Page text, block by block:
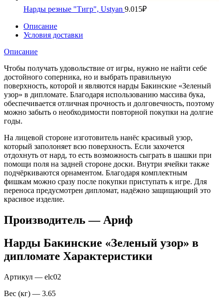
Нарды резные "Тигр", Ustyan 9.015₽
Описание
Условия доставки
Описание
Чтобы получать удовольствие от игры, нужно не найти себе
достойного соперника, но и выбрать правильную
поверхность, которой и являются нарды Бакинские «Зеленый
узор» в дипломате. Благодаря использованию массива бука,
обеспечивается отличная прочность и долговечность, поэтому
можно забыть о необходимости повторной покупки на долгие
годы.
На лицевой стороне изготовитель нанёс красивый узор,
который заполоняет всю поверхность. Если захочется
отдохнуть от нард, то есть возможность сыграть в шашки при
помощи поля на задней стороне доски. Внутри ячейки также
подчёркиваются орнаментом. Благодаря комплектным
фишкам можно сразу после покупки приступать к игре. Для
переноса предусмотрен дипломат, надёжно защищающий это
красивое изделие.
Производитель — Ариф
Нарды Бакинские «Зеленый узор» в
дипломате Характеристики
Артикул — elc02
Вес (кг) — 3.65